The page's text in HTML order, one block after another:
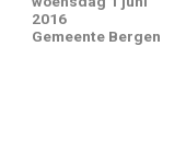
2016
Gemeente Bergen